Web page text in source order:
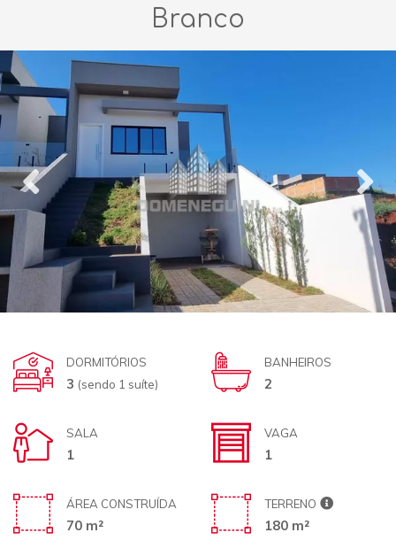
Branco
DORMITÓRIOS
3 (sendo 1 suíte)
BANHEIROS
2
SALA
1
VAGA
1
ÁREA CONSTRUÍDA
70 m²
TERRENO
180 m²